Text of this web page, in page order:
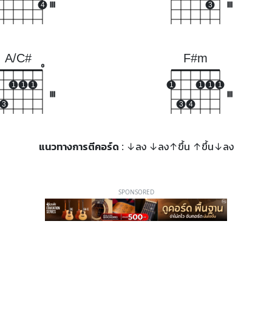
4
3
A/C#
3
1 1 1
o
F#m
1
3 4
1 1 1
แนวทางการตีคอร์ด : ↓ลง ↓ลง↑ขึ้น ↑ขึ้น↓ลง
SPONSORED